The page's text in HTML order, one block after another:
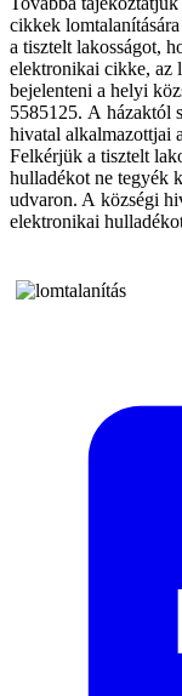
cikkek
a tisztelt lakosságot,
elektronikai cikke, az
bejelenteni a helyi
5585125. A házaktól
hivatal alkalmazottjai
Felkérjük a tisztelt
hulladékot ne tegyék
udvaron. A községi
elektronikai